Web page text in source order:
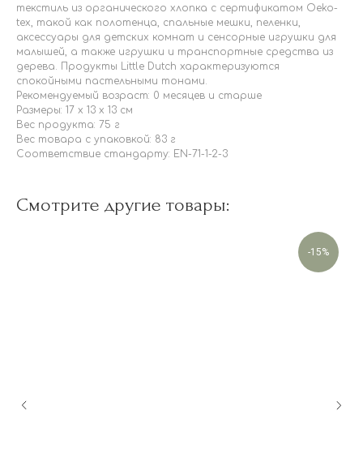
текстиль из органического хлопка с сертификатом Oeko-
tex, такой как полотенца, спальные мешки, пеленки,
аксессуары для детских комнат и сенсорные игрушки для
малышей, а также игрушки и транспортные средства из
дерева.
Продукты Little Dutch характеризуются
спокойными пастельными тонами.
Рекомендуемый возраст: 0 месяцев и старше
Размеры: 17 x 13 x 13 см
Вес продукта: 75 г
Вес товара с упаковкой: 83 г
Соответствие стандарту: EN-71-1-2-3
Смотрите другие товары:
-15%